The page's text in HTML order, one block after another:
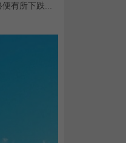
有所下跌...